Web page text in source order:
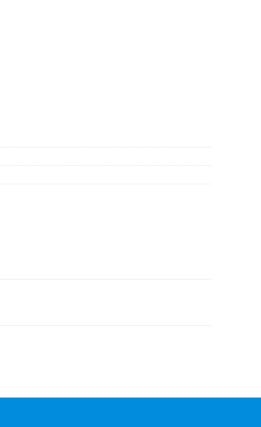
db / doboz mennyiség